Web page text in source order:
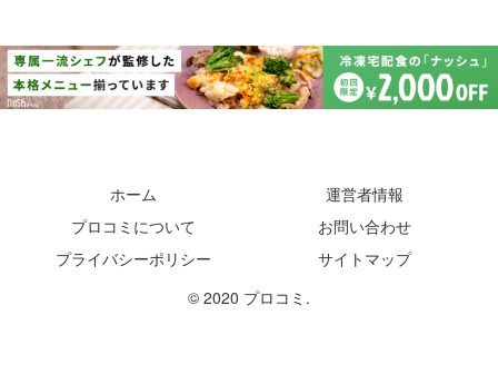
ホーム
運営者情報
プロコミについて
お問い合わせ
プライバシーポリシー
サイトマップ
© 2020 プロコミ.